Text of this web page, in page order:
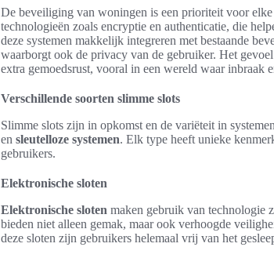
De beveiliging van woningen is een prioriteit voor
technologieën zoals encryptie en authenticatie, die
deze systemen makkelijk integreren met bestaande
waarborgt ook de privacy van de gebruiker. Het
extra gemoedsrust, vooral in een wereld waar inbraak
Verschillende soorten slimme slots
Slimme slots zijn in opkomst en de variëteit in
en sleutelloze systemen. Elk type heeft unieke
gebruikers.
Elektronische sloten
Elektronische sloten maken gebruik van technologie
bieden niet alleen gemak, maar ook verhoogde
deze sloten zijn gebruikers helemaal vrij van het